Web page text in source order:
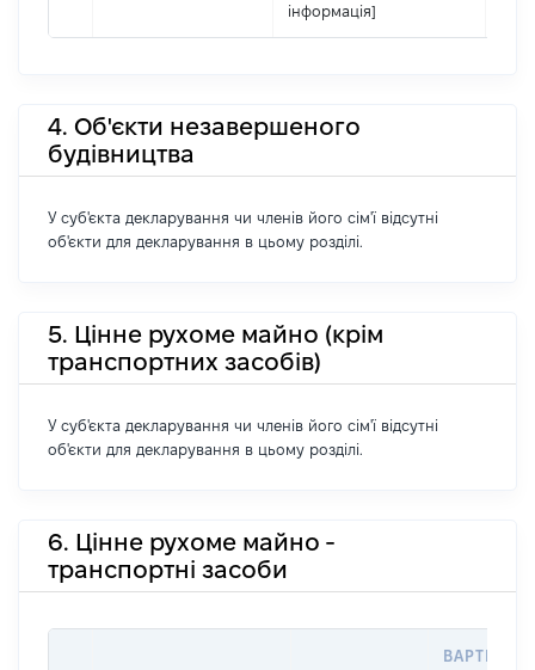
інформація]
4. Об'єкти незавершеного
будівництва
У суб'єкта декларування чи членів його сім'ї відсутні
об'єкти для декларування в цьому розділі.
5. Цінне рухоме майно (крім
транспортних засобів)
У суб'єкта декларування чи членів його сім'ї відсутні
об'єкти для декларування в цьому розділі.
6. Цінне рухоме майно -
транспортні засоби
ВАРТІСТЬ